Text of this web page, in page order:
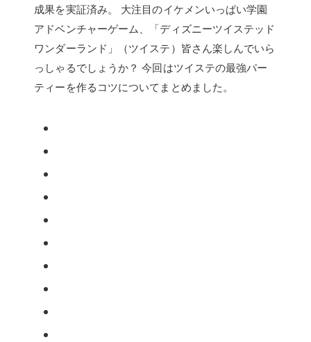
成果を実証済み。 大注目のイケメンいっぱい学園
アドベンチャーゲーム、「ディズニーツイステッド
ワンダーランド」（ツイステ）皆さん楽しんでいら
っしゃるでしょうか？ 今回はツイステの最強パー
ティーを作るコツについてまとめました。